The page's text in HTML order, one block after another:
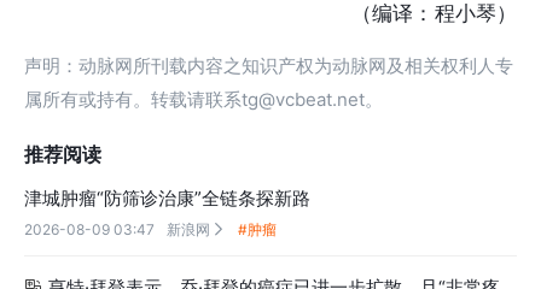
（编译：程小琴）
声明：动脉网所刊载内容之知识产权为动脉网及相关权利人专
属所有或持有。转载请联系tg@vcbeat.net。
推荐阅读
津城肿瘤“防筛诊治康”全链条探新路
2026-08-09 03:47 新浪网  #肿瘤